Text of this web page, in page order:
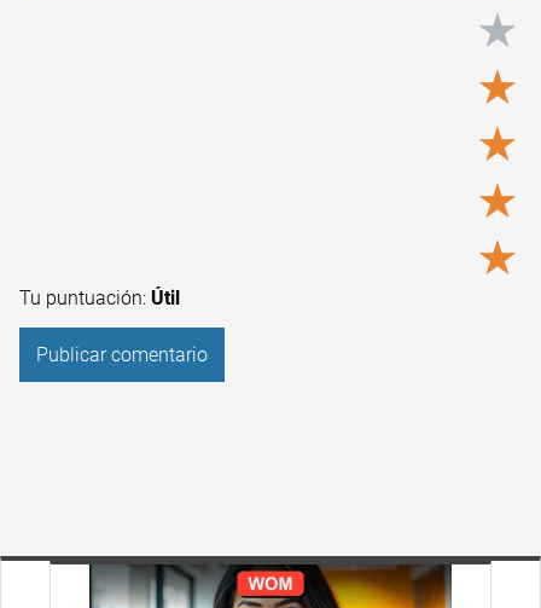
★
★
★
★
★
Tu puntuación: Útil